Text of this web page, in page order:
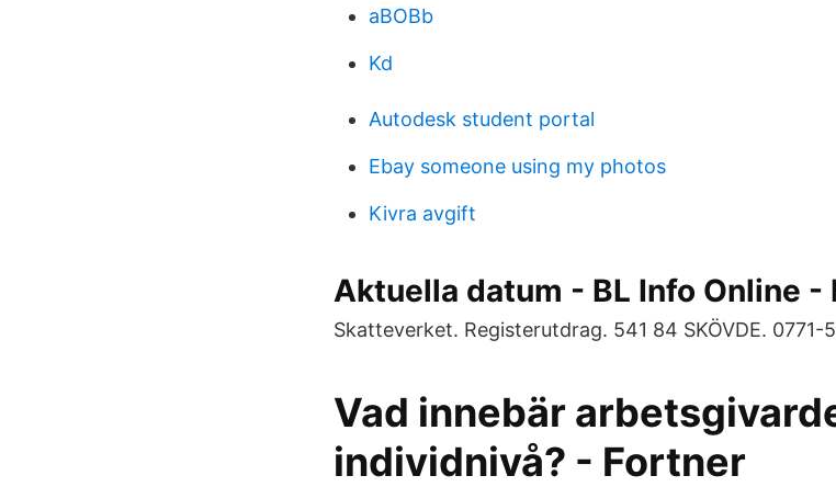
aBOBb
Kd
Autodesk student portal
Ebay someone using my photos
Kivra avgift
Aktuella datum - BL Info Online -
Skatteverket. Registerutdrag. 541 84 SKÖVDE. 0771-
Vad innebär
individnivå? - Fortner